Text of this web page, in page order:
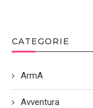
CATEGORIE
ArmA
Avventura